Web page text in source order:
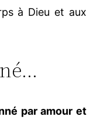
à Dieu et aux
par amour et